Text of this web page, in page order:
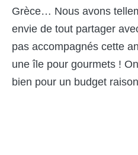
Grèce… Nous avons
envie de tout partager
pas accompagnés cette
une île pour gourmets !
bien pour un budget